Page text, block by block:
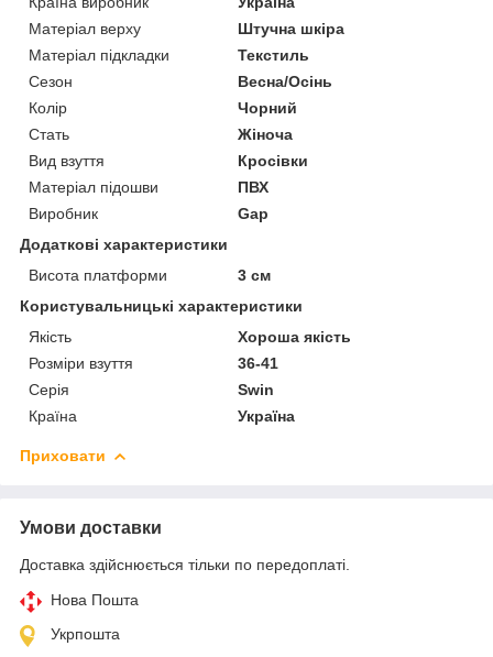
Матеріал верху
Штучна шкіра
Матеріал підкладки
Текстиль
Сезон
Весна/Осінь
Колір
Чорний
Стать
Жіноча
Вид взуття
Кросівки
Матеріал підошви
ПВХ
Виробник
Gap
Додаткові характеристики
Висота платформи
3 см
Користувальницькі характеристики
Якість
Хороша якість
Розміри взуття
36-41
Серія
Swin
Країна
Україна
Приховати
Умови доставки
Доставка здійснюється тільки по передоплаті.
Нова Пошта
Укрпошта